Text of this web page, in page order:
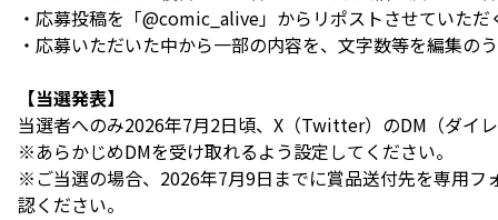
・応募投稿を「@comic_alive」からリポストさせていただ
・応募いただいた中から一部の内容を、文字数等を編集の
【当選発表】
当選者へのみ2026年7月2日頃、X（Twitter）のDM（ダイ
※あらかじめDMを受け取れるよう設定してください。
※ご当選の場合、2026年7月9日までに賞品送付先を専用フ
認ください。